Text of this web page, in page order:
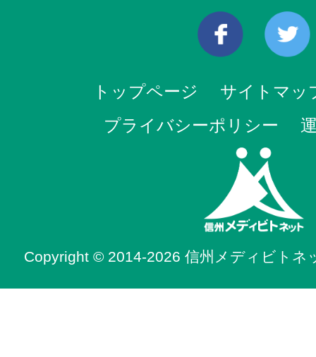
トップページ
サイトマッ
プライバシーポリシー
Copyright © 2014-2026 信州メディビトネ